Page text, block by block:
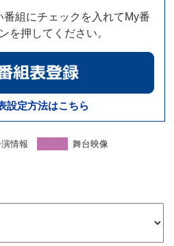
番組にチェックを入れてMy番
を押してください。
設定方法はこちら
情報
舞台映像